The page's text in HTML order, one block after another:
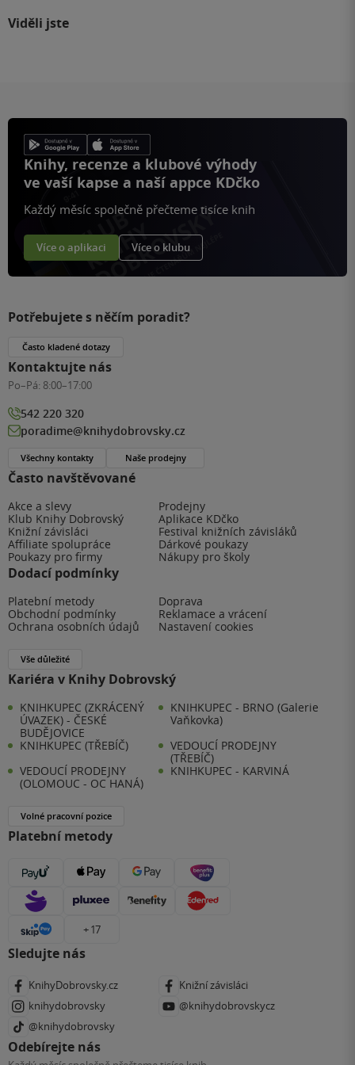
Viděli jste
Knihy, recenze a klubové výhody
ve vaší kapse a naší appce KDčko
Každý měsíc společně přečteme tisíce knih
Více o aplikaci Více o klubu
Často navštěvované
Akce a slevy
Prodejny
Klub Knihy Dobrovský
Aplikace KDčko
Knižní závisláci
Festival knižních závisláků
Affiliate spolupráce
Dárkové poukazy
Poukazy pro firmy
Nákupy pro školy
Dodací podmínky
Platební metody
Doprava
Obchodní podmínky
Reklamace a vrácení
Ochrana osobních údajů
Nastavení cookies
Vše důležité
Kariéra v Knihy Dobrovský
KNIHKUPEC (ZKRÁCENÝ
ÚVAZEK) - ČESKÉ
BUDĚJOVICE
KNIHKUPEC - BRNO (Galerie
Vaňkovka)
KNIHKUPEC (TŘEBÍČ)
VEDOUCÍ PRODEJNY
(TŘEBÍČ)
VEDOUCÍ PRODEJNY
(OLOMOUC - OC HANÁ)
KNIHKUPEC - KARVINÁ
Volné pracovní pozice
Platební metody
+ 17
Sledujte nás
KnihyDobrovsky.cz
Knižní závisláci
knihydobrovsky
@knihydobrovskycz
@knihydobrovsky
Odebírejte nás
Potřebujete s něčím poradit?
Často kladené dotazy
Kontaktujte nás
Po–Pá: 8:00–17:00
542 220 320
poradime@knihydobrovsky.cz
Všechny kontakty Naše prodejny